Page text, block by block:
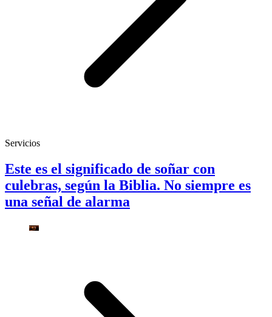
Servicios
Este es el significado de soñar con
culebras, según la Biblia. No siempre es
una señal de alarma